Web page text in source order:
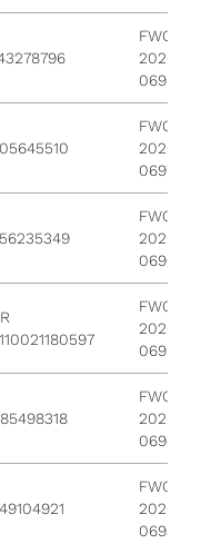
FWO /
2026 /
0698
FWO /
2026 /
0697
FWO /
2026 /
0696
FWO /
2026 /
0695
FWO /
2026 /
0694
FWO /
2026 /
0693